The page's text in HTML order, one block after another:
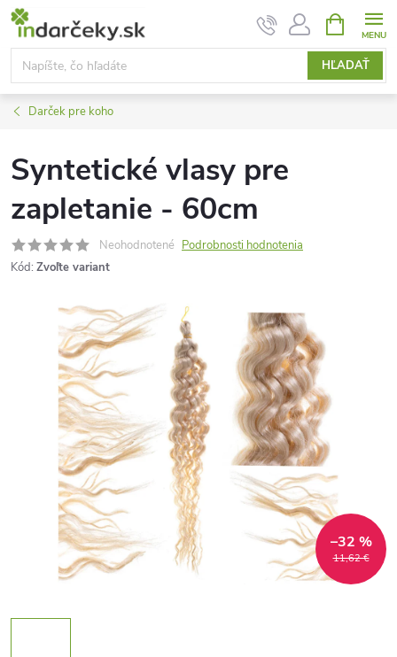
Prejsť
obsah
HĽADAŤ
KOŠÍK
Darček pre koho
Syntetické vlasy pre
zapletanie - 60cm
Neohodnotené Podrobnosti hodnotenia
Kód: Zvoľte variant
11,62 €
–32 %